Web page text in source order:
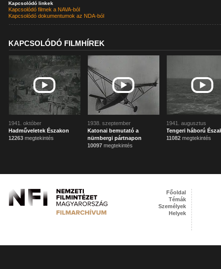
Kapcsolódó linkek
Kapcsolódó filmek a NAVA-ból
Kapcsolódó dokumentumok az NDA-ból
KAPCSOLÓDÓ FILMHÍREK
1941. október
Hadműveletek Északon
12263 megtekintés
1938. szeptember
Katonai bemutató a
nürnbergi pártnapon
10097 megtekintés
1941. augusztus
Tengeri háború
11082 megtekintés
Főoldal
Témák
Személyek
Helyek